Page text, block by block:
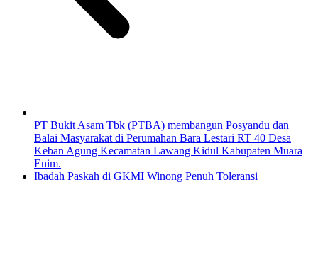
PT Bukit Asam Tbk (PTBA) membangun Posyandu dan
Balai Masyarakat di Perumahan Bara Lestari RT 40 Desa
Keban Agung Kecamatan Lawang Kidul Kabupaten Muara
Enim.
Ibadah Paskah di GKMI Winong Penuh Toleransi